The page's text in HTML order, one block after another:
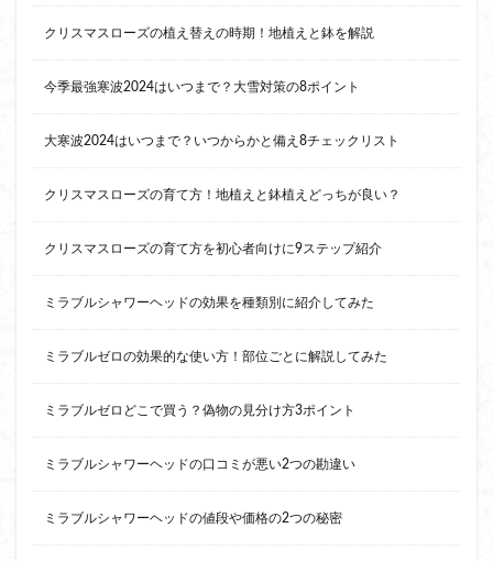
クリスマスローズの植え替えの時期！地植えと鉢を解説
今季最強寒波2024はいつまで？大雪対策の8ポイント
大寒波2024はいつまで？いつからかと備え8チェックリスト
クリスマスローズの育て方！地植えと鉢植えどっちが良い？
クリスマスローズの育て方を初心者向けに9ステップ紹介
ミラブルシャワーヘッドの効果を種類別に紹介してみた
ミラブルゼロの効果的な使い方！部位ごとに解説してみた
ミラブルゼロどこで買う？偽物の見分け方3ポイント
ミラブルシャワーヘッドの口コミが悪い2つの勘違い
ミラブルシャワーヘッドの値段や価格の2つの秘密